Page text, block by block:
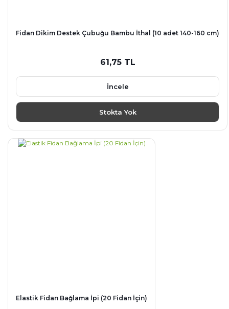
Fidan Dikim Destek Çubuğu Bambu İthal (10 adet 140-160 cm)
61,75 TL
İncele
Stokta Yok
Elastik Fidan Bağlama İpi (20 Fidan İçin)